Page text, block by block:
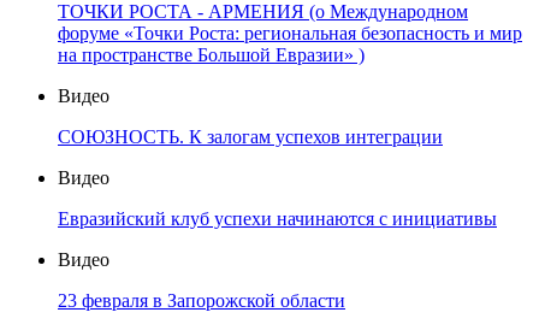
ТОЧКИ РОСТА - АРМЕНИЯ (о Международном
форуме «Точки Роста: региональная безопасность и мир
на пространстве Большой Евразии» )
Видео
СОЮЗНОСТЬ. К залогам успехов интеграции
Видео
Евразийский клуб успехи начинаются с инициативы
Видео
23 февраля в Запорожской области